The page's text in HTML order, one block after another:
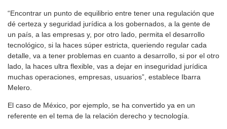
“Encontrar un punto de equilibrio entre tener una regulación que
dé certeza y seguridad jurídica a los gobernados, a la gente de
un país, a las empresas y, por otro lado, permita el desarrollo
tecnológico, si la haces súper estricta, queriendo regular cada
detalle, va a tener problemas en cuanto a desarrollo, si por el otro
lado, la haces ultra flexible, vas a dejar en inseguridad jurídica
muchas operaciones, empresas, usuarios”, establece Ibarra
Melero.
El caso de México, por ejemplo, se ha convertido ya en un
referente en el tema de la relación derecho y tecnología.